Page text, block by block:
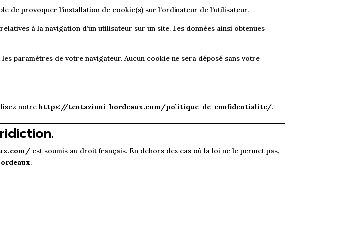
de provoquer l’installation de cookie(s) sur l’ordinateur de l’utilisateur.
à la navigation d’un utilisateur sur un site. Les données ainsi obtenues
paramètres de votre navigateur. Aucun cookie ne sera déposé sans votre
lisez notrehttps://tentazioni-bordeaux.com/politique-de-confidentialite/.
est soumis au droit français. En dehors des cas où la loi ne le permet pas,
.